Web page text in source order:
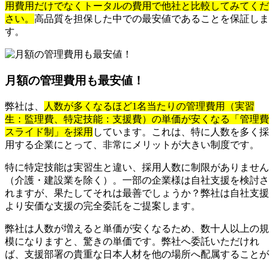
用費用だけでなくトータルの費用で他社と比較してみてくだ
さい。 高品質を担保した中での最安値であることを保証しま
す。
月額の管理費用も最安値！
弊社は、
人数が多くなるほど1名当たりの管理費用（実習
生：監理費、特定技能：支援費）の単価が安くなる「管理費
スライド制」を採用 しています。これは、特に人数を多く採
用する企業にとって、非常にメリットが大きい制度です。
特に特定技能は実習生と違い、採用人数に制限がありません
（介護・建設業を除く）。一部の企業様は自社支援を検討さ
れますが、果たしてそれは最善でしょうか？弊社は自社支援
より安価な支援の完全委託をご提案します。
弊社は人数が増えると単価が安くなるため、数十人以上の規
模になりますと、驚きの単価です。弊社へ委託いただけれ
ば、支援部署の貴重な日本人材を他の場所へ配属することが